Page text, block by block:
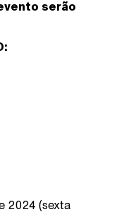
serão
2024 (sexta